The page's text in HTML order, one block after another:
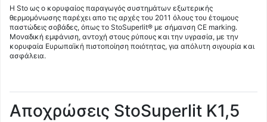
H Sto ως ο κορυφαίος παραγωγός συστημάτων εξωτερικής
θερμομόνωσης παρέχει απο τις αρχές του 2011 όλους του έτοιμους
παστώδεις σοβάδες, όπως το StoSuperlit® με σήμανση CE marking.
Μοναδική εμφάνιση, αντοχή στους ρύπους και την υγρασία, με την
κορυφαία Ευρωπαϊκή πιστοποίηση ποιότητας, για απόλυτη σιγουρία και
ασφάλεια.
Αποχρώσεις StoSuperlit Κ1,5